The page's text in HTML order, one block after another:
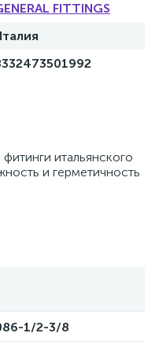
FITTINGS
итальянского
и герметичность
1/2-3/8